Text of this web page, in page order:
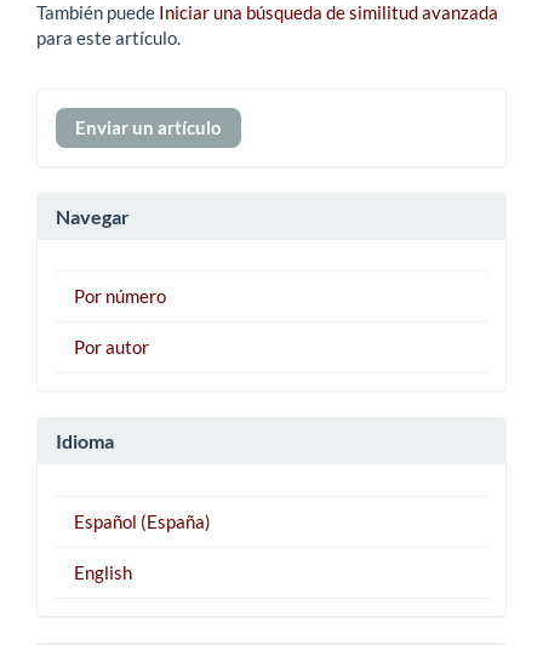
También puede Iniciar una búsqueda de similitud avanzada
para este artículo.
Enviar
un
Enviar un artículo
Navegar
Por número
Por autor
Idioma
Español (España)
English